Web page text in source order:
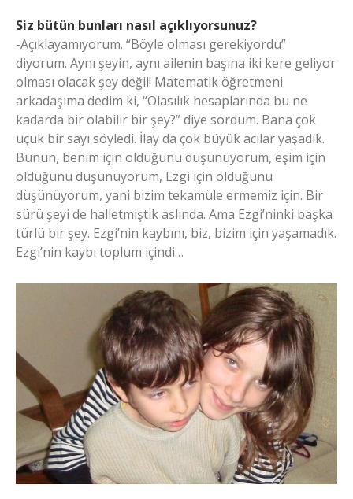
Siz bütün bunları nasıl açıklıyorsunuz?
-Açıklayamıyorum. “Böyle olması gerekiyordu”
diyorum. Aynı şeyin, aynı ailenin başına iki kere geliyor
olması olacak şey değil! Matematik öğretmeni
arkadaşıma dedim ki, “Olasılık hesaplarında bu ne
kadarda bir olabilir bir şey?” diye sordum. Bana çok
uçuk bir sayı söyledi. İlay da çok büyük acılar yaşadık.
Bunun, benim için olduğunu düşünüyorum, eşim için
olduğunu düşünüyorum, Ezgi için olduğunu
düşünüyorum, yani bizim tekamüle ermemiz için. Bir
sürü şeyi de halletmiştik aslında. Ama Ezgi’ninki başka
türlü bir şey. Ezgi’nin kaybını, biz, bizim için yaşamadık.
Ezgi’nin kaybı toplum içindi…